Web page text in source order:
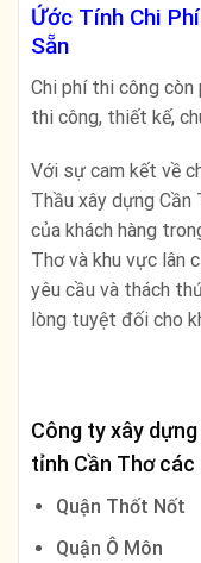
Ứớc Tính Chi
Sẵn
Chi phí thi công
thi công, thiết kế,
Với sự cam kết về
Thầu xây dựng
của khách hàng
Thơ và khu vực lân
yêu cầu và thách
lòng tuyệt đối cho
Công ty xây
tỉnh Cần Thơ các
Quận Thốt Nốt
Quận Ô Môn